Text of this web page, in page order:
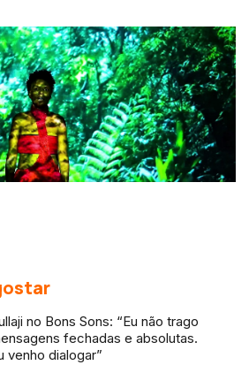
no Bons Sons: “Eu não trago
fechadas e absolutas.
venho dialogar”